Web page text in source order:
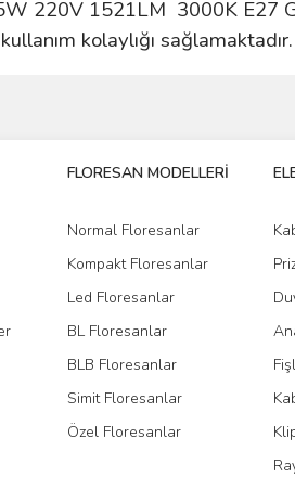
220V 1521LM 3000K E27
kolaylığı sağlamaktadır.
bozuk veya görüntülenemiyor.
hatalar bulunuyor.
sitelerden daha pahalı.
farklı alternatifler olmalı.
FLORESAN MODELLERİ
Normal Floresanlar
Kompakt Floresanlar
Led Floresanlar
BL Floresanlar
BLB Floresanlar
Simit Floresanlar
Özel Floresanlar